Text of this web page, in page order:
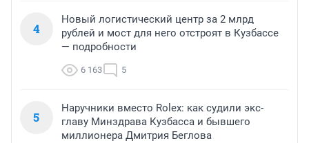
4
Новый логистический центр за 2 млрд
рублей и мост для него отстроят в Кузбассе
— подробности
6 163 5
5
Наручники вместо Rolex: как судили экс-
главу Минздрава Кузбасса и бывшего
миллионера Дмитрия Беглова